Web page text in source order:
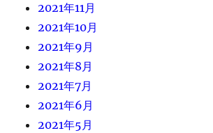
2021年11月
2021年10月
2021年9月
2021年8月
2021年7月
2021年6月
2021年5月